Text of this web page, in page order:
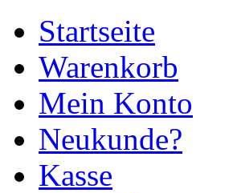
Startseite
Warenkorb
Mein Konto
Neukunde?
Kasse